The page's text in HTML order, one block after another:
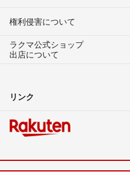
権利侵害について
ラクマ公式ショップ
出店について
リンク